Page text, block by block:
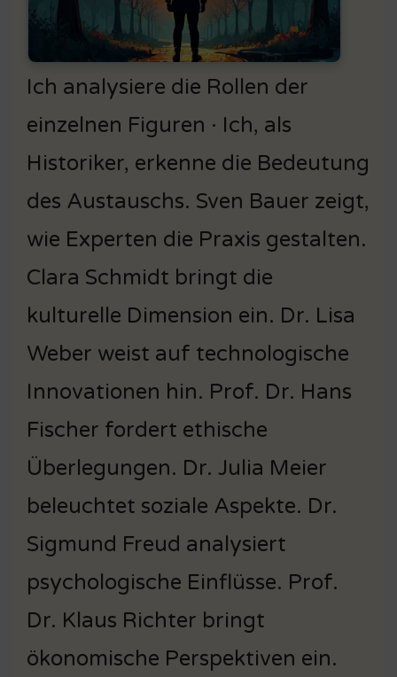
Ich analysiere die Rollen der
einzelnen Figuren · Ich, als
Historiker, erkenne die Bedeutung
des Austauschs. Sven Bauer zeigt,
wie Experten die Praxis gestalten.
Clara Schmidt bringt die
kulturelle Dimension ein. Dr. Lisa
Weber weist auf technologische
Innovationen hin. Prof. Dr. Hans
Fischer fordert ethische
Überlegungen. Dr. Julia Meier
beleuchtet soziale Aspekte. Dr.
Sigmund Freud analysiert
psychologische Einflüsse. Prof.
Dr. Klaus Richter bringt
ökonomische Perspektiven ein.